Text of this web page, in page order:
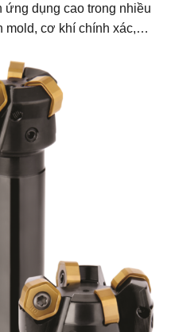
ứng dụng cao trong nhiều
mold, cơ khí chính xác,…